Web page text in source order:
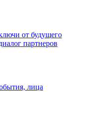
от будущего
партнеров
лица